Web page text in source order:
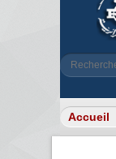
Rechercher